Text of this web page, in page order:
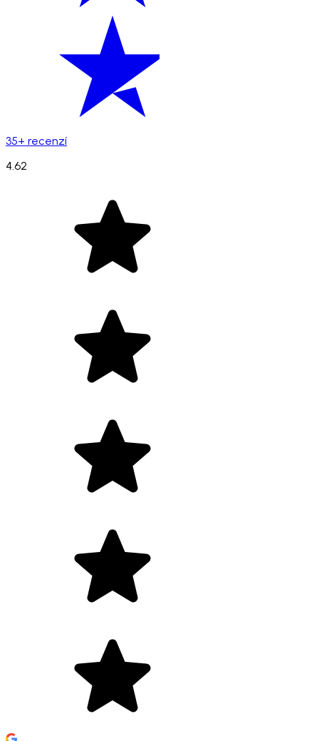
35+ recenzí
4.62